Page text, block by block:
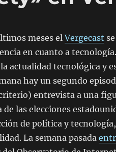
meses elVergecast
en cuanto a
actualidad tecnológica y
hay un segundo
entrevista a una
de las elecciones
de política y
La semana pasada